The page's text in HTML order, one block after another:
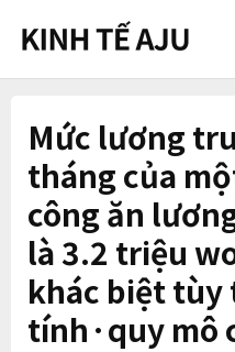
Mức lương
tháng của
công ăn
là 3.2 triệu
khác biệt tùy
tính·quy mô